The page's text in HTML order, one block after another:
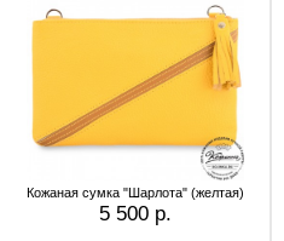
Кожаная сумка "Шарлота" (желтая)
5 500 р.